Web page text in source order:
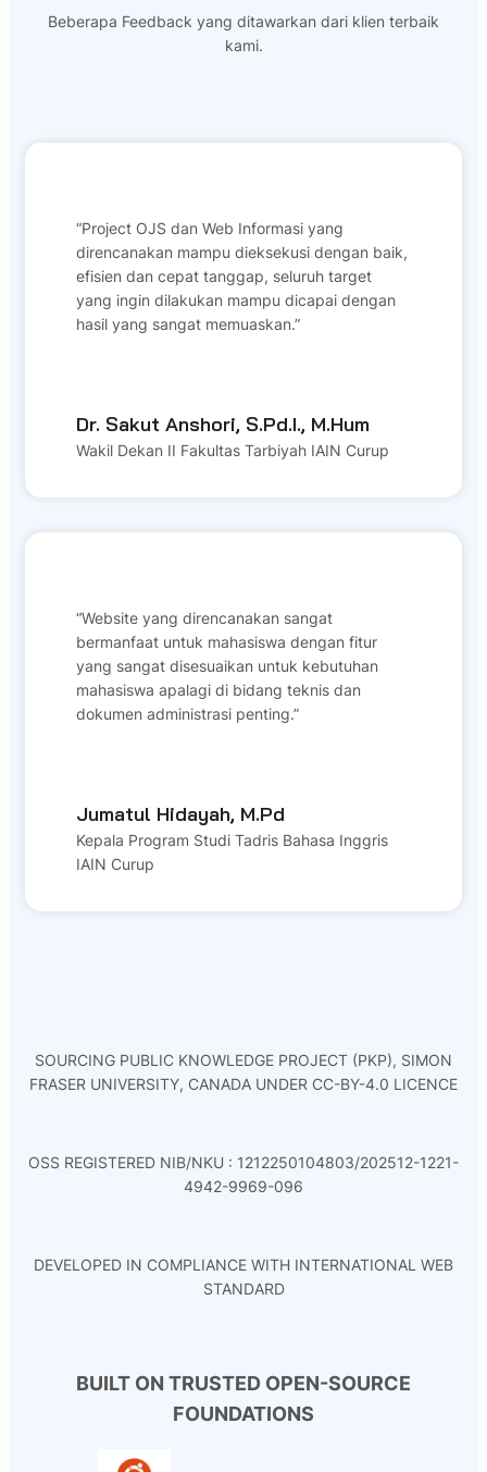
Beberapa Feedback yang ditawarkan dari klien terbaik
kami.
“Project OJS dan Web Informasi yang
direncanakan mampu dieksekusi dengan baik,
efisien dan cepat tanggap, seluruh target
yang ingin dilakukan mampu dicapai dengan
hasil yang sangat memuaskan.”
Dr. Sakut Anshori, S.Pd.I., M.Hum
Wakil Dekan II Fakultas Tarbiyah IAIN Curup
“Website yang direncanakan sangat
bermanfaat untuk mahasiswa dengan fitur
yang sangat disesuaikan untuk kebutuhan
mahasiswa apalagi di bidang teknis dan
dokumen administrasi penting.”
Jumatul Hidayah, M.Pd
Kepala Program Studi Tadris Bahasa Inggris
IAIN Curup
SOURCING PUBLIC KNOWLEDGE PROJECT (PKP), SIMON
FRASER UNIVERSITY, CANADA UNDER CC-BY-4.0 LICENCE
OSS REGISTERED NIB/NKU : 1212250104803/202512-1221-
4942-9969-096
DEVELOPED IN COMPLIANCE WITH INTERNATIONAL WEB
STANDARD
BUILT ON TRUSTED OPEN-SOURCE
FOUNDATIONS